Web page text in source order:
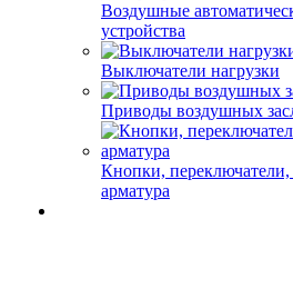
Воздушные
устройства
Выключатели нагрузки
Приводы воздушных
Кнопки, переключатели,
арматура